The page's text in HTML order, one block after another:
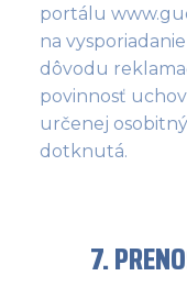
portálu
na
dôvodu
povinnosť
určenej
dotknutá.
7.